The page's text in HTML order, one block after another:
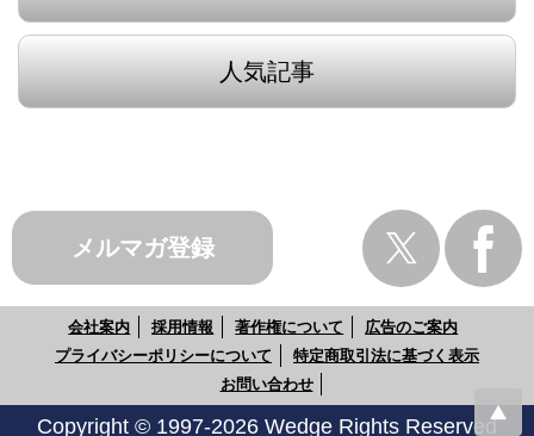
人気記事
メルマガ登録
会社案内 採用情報 著作権について
広告のご案内
プライバシーポリシーについて
特定商取引法に基づく表示
お問い合わせ
Copyright © 1997-2026 Wedge Rights Reserved